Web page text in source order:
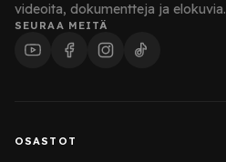
videoita, dokumentteja ja elokuvia.
SEURAA MEITÄ
OSASTOT